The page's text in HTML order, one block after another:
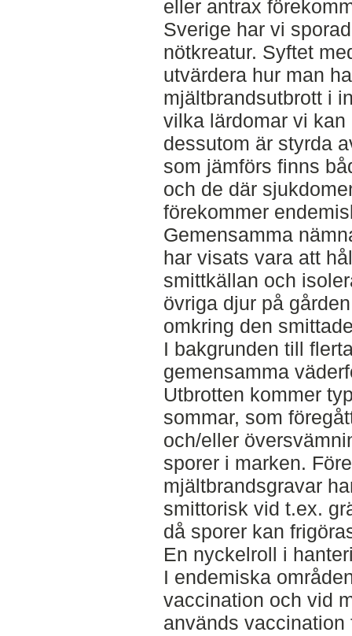
eller antrax
Sverige har vi
nötkreatur. Syftet
utvärdera hur man
mjältbrandsutbrott i
vilka lärdomar vi
dessutom är styrda
som jämförs finns
och de där
förekommer
Gemensamma
har visats vara att
smittkällan och
övriga djur på
omkring den
I bakgrunden till
gemensamma
Utbrotten kommer
sommar, som
och/eller
sporer i marken.
mjältbrandsgravar
smittorisk vid t.ex.
då sporer kan
En nyckelroll i
I endemiska
vaccination och vid
används